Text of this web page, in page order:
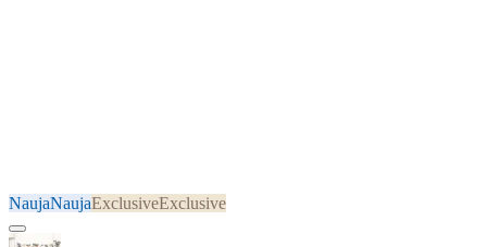
NaujaNaujaExclusiveExclusive